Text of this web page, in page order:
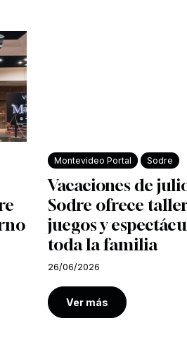
Montevideo Portal Sodre
Vacaciones de
Sodre ofrece
juegos y
toda la familia
26/06/2026
Ver más